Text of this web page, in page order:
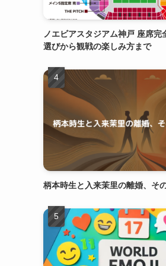
ノエビアスタジアム神戸 座席完
選びから観戦の楽しみ方まで
柄本時生と入来茉里の離婚、そ